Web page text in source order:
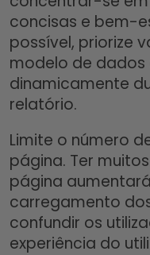
concisas e bem-
possível, priorize
modelo de
dinamicamente
relatório.
Limite o número
página. Ter
página
carregamento
confundir os
experiência do